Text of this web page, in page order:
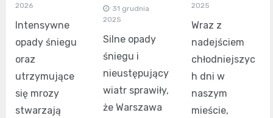
2026
Intensywne
opady śniegu
oraz
utrzymujące
się mrozy
stwarzają
31 grudnia
2025
Silne opady
śniegu i
nieustępujący
wiatr sprawiły,
że Warszawa
2025
Wraz z
nadejściem
chłodniejszyc
h dni w
naszym
mieście,